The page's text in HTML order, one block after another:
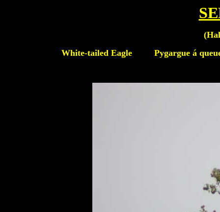
(
White-tailed Eagle
Pygargue á